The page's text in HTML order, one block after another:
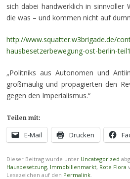
sich dabei handwerklich in sinnvoller
die was – und kommen nicht auf
http://www.squatter.w3brigade.de/
hausbesetzerbewegung-ost-berlin-teil1
„Politniks aus Autono­men und
großmäulig und propagierten den
gegen den Imperialismus.“
Teilen mit:
E-Mail Drucken
Dieser Beitrag wurde unter Uncategorized
Hausbesetzung, Immobilienmarkt, Rote Flora
Lesezeichen auf den Permalink.